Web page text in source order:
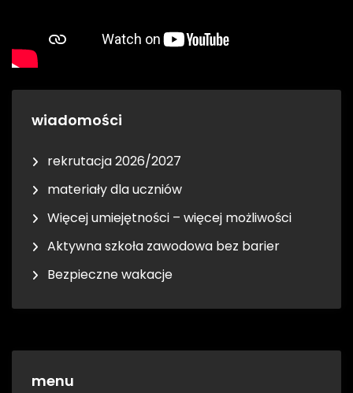
wiadomości
rekrutacja 2026/2027
materiały dla uczniów
Więcej umiejętności – więcej możliwości
Aktywna szkoła zawodowa bez barier
Bezpieczne wakacje
menu